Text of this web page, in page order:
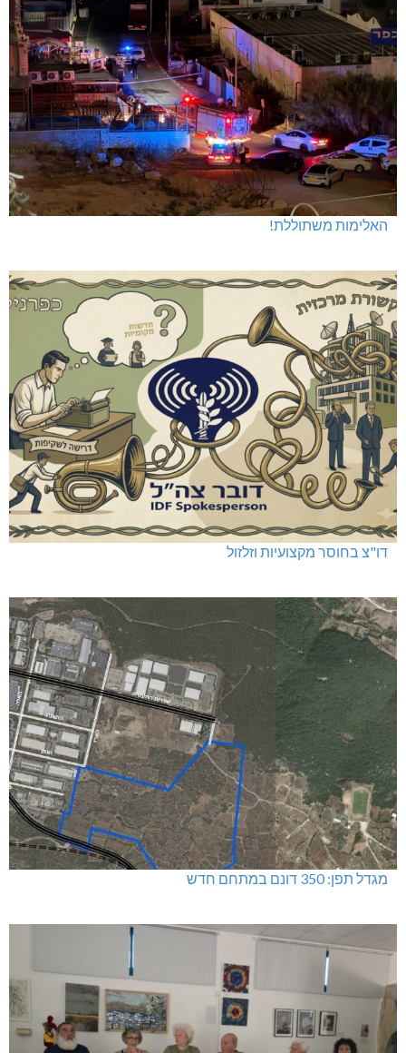
האלימות משתוללת!
דו"צ בחוסר מקצועיות וזלזול
מגדל תפן: 350 דונם במתחם חדש